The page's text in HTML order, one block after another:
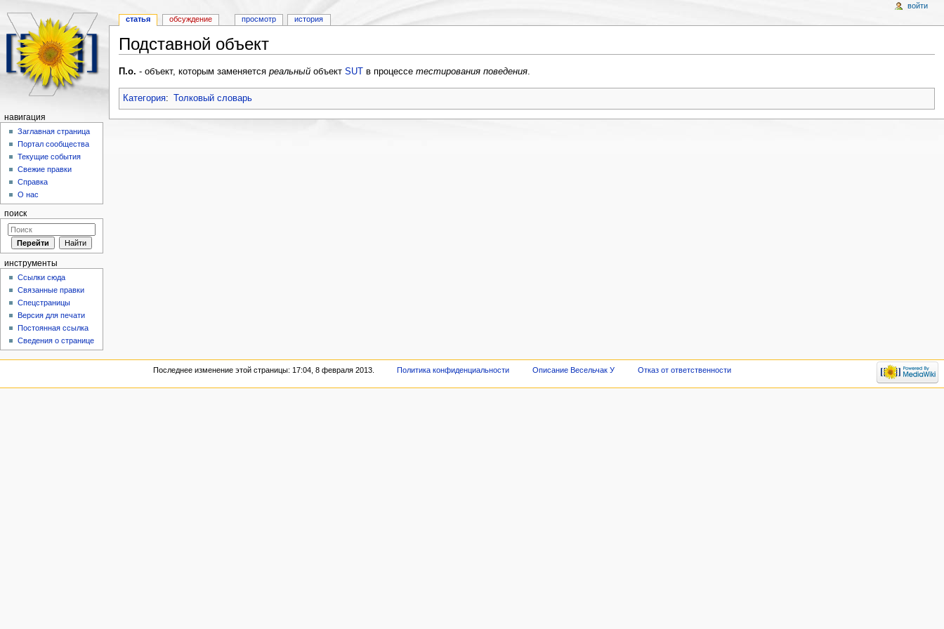
Подставной объект
П.о. - объект, которым заменяется реальныйобъект SUT в процессе тестирования поведения.
Категория: Толковый словарь
статья обсуждение просмотр история
войти
навигация
Заглавная страница
Портал сообщества
Текущие события
Свежие правки
Справка
О нас
поиск
инструменты
Ссылки сюда
Связанные правки
Спецстраницы
Версия для печати
Постоянная ссылка
Сведения о странице
Последнее изменение этой страницы: 17:04, 8 февраля 2013. Политика конфиденциальности Описание Весельчак У Отказ от ответственности